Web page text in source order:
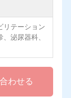
リテーション
泌尿器科、
わせる